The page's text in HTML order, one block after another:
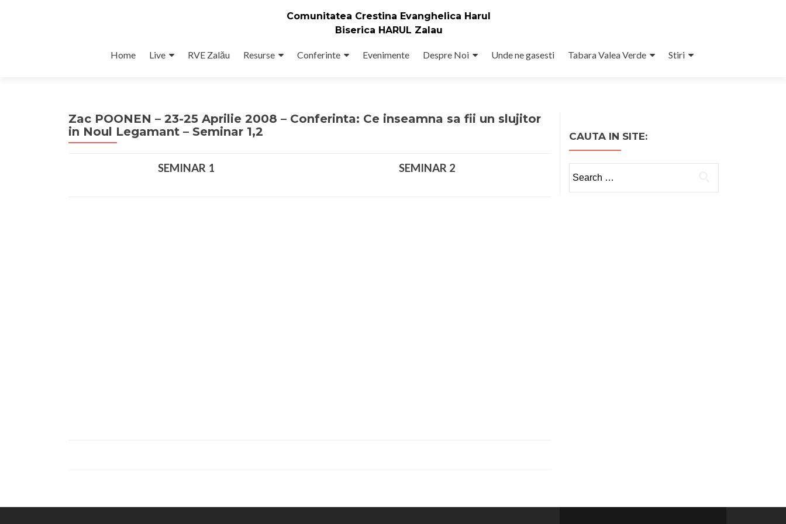
Comunitatea Crestina Evanghelica Harul
Biserica HARUL Zalau
Home Live RVE Zalău Resurse Conferinte Evenimente Despre Noi Unde ne gasesti Tabara Valea Verde Stiri
Zac POONEN – 23-25 Aprilie 2008 – Conferinta: Ce inseamna sa fii un slujitor
in Noul Legamant – Seminar 1,2
SEMINAR 1 SEMINAR 2
CAUTA IN SITE:
for: